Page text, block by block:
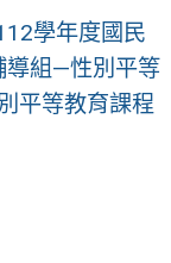
學年度國民
導組—性別平等
平等教育課程